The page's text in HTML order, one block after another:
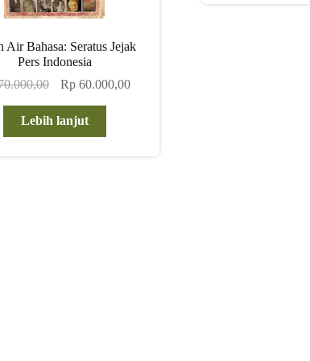
Air Bahasa: Seratus Jejak
Pers Indonesia
Harga
adalah:
Rp 70.000,00.
Rp60.000,00Harga
Lebih lanjut